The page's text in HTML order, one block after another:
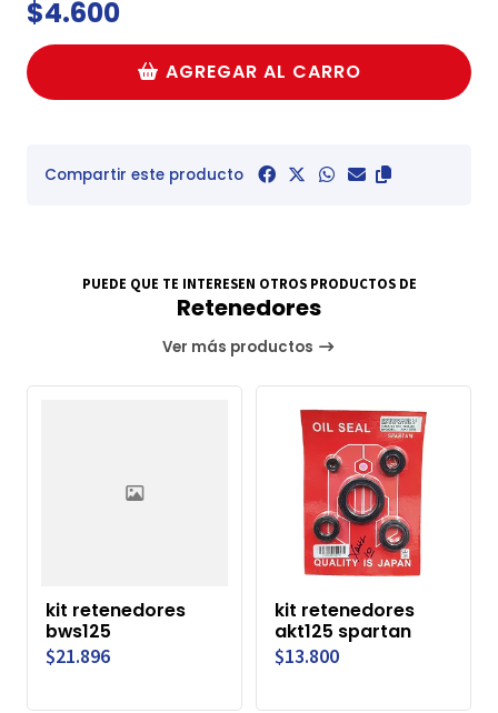
$4.600
AGREGAR AL CARRO
Compartir este producto
PUEDE QUE TE INTERESEN OTROS PRODUCTOS DE
Retenedores
Ver más productos
kit retenedores
bws125
$21.896
kit retenedores
akt125 spartan
$13.800